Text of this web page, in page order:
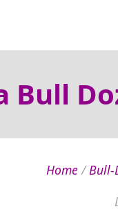
Bull
Home/Bull-